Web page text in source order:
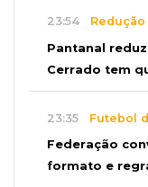
23:54 Redução
Pantanal
Cerrado tem
23:35 Futebol
Federação
formato e